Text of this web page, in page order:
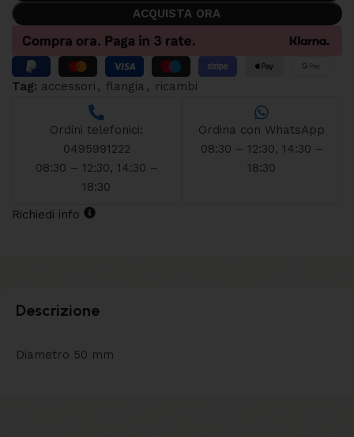
ACQUISTA ORA
Tag: accessori , flangia , ricambi
Ordini telefonici:
0495991222
08:30 – 12:30, 14:30 –
18:30
Ordina con WhatsApp
08:30 – 12:30, 14:30 –
18:30
Richiedi info
Descrizione
Diametro 50 mm